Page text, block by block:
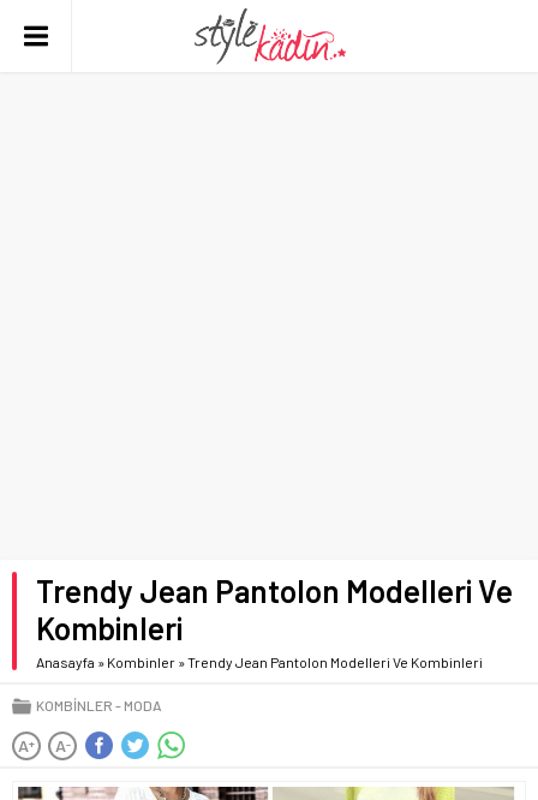
Trendy Jean Pantolon Modelleri Ve
Kombinleri
Anasayfa » Kombinler »Trendy Jean Pantolon Modelleri Ve Kombinleri
KOMBINLER MODA
A+ A-